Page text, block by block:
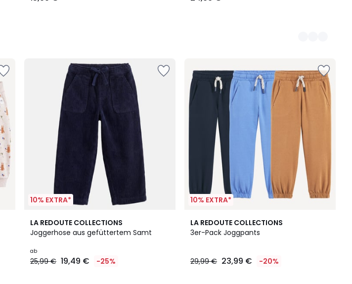
10% EXTRA*
LA REDOUTE COLLECTIONS
Joggerhose aus gefüttertem Samt
ab
25,99 € 19,49 € -25%
5
/
2
Farben
10% EXTRA*
LA REDOUTE COLLECTIONS
3er-Pack Joggpants
29,99 € 23,99 € -20%